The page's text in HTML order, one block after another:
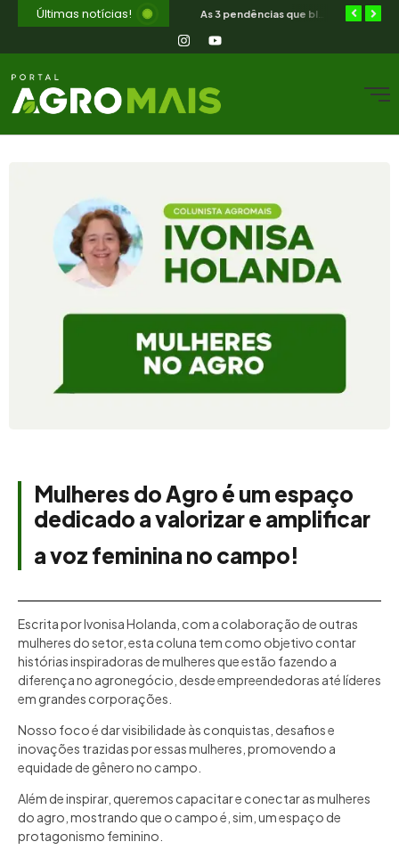
Últimas notícias!
Mulheres do Agro é um espaço
dedicado a valorizar e amplificar
a voz feminina no campo!
Escrita por Ivonisa Holanda, com a colaboração de outras
mulheres do setor, esta coluna tem como objetivo contar
histórias inspiradoras de mulheres que estão fazendo a
diferença no agronegócio, desde empreendedoras até líderes
em grandes corporações.
Nosso foco é dar visibilidade às conquistas, desafios e
inovações trazidas por essas mulheres, promovendo a
equidade de gênero no campo.
Além de inspirar, queremos capacitar e conectar as mulheres
do agro, mostrando que o campo é, sim, um espaço de
protagonismo feminino.